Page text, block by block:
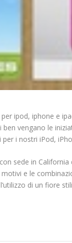
ben vengano le
i nostri iPod,
sede in
e le
di un fiore